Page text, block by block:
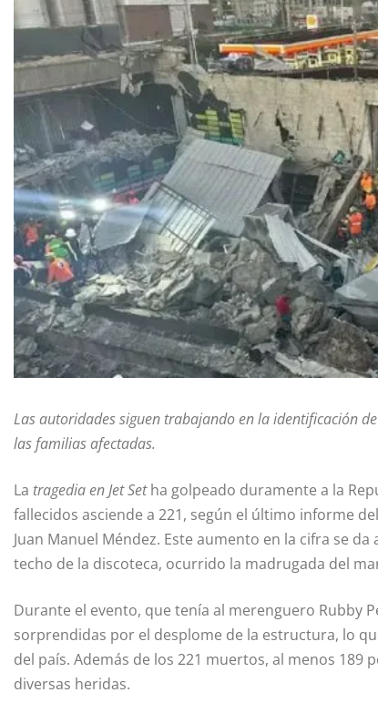
Las autoridades siguen trabajando en la identificación
las familias afectadas.
La tragedia en Jet Setha golpeado duramente a la
fallecidos asciende a 221, según el último informe
Juan Manuel Méndez. Este aumento en la cifra se
techo de la discoteca, ocurrido la madrugada del
Durante el evento, que tenía al merenguero Rubby
sorprendidas por el desplome de la estructura, lo
del país. Además de los 221 muertos, al menos
diversas heridas.